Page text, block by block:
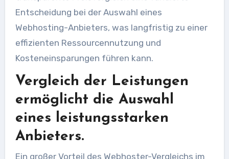
Entscheidung bei der Auswahl eines
Webhosting-Anbieters, was langfristig zu einer
effizienten Ressourcennutzung und
Kosteneinsparungen führen kann.
Vergleich der Leistungen
ermöglicht die Auswahl
eines leistungsstarken
Anbieters.
Ein großer Vorteil des Webhoster-Vergleichs im